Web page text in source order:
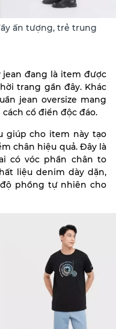
ấn tượng, trẻ trung
jean đang là item được
trang gần đây. Khác
jean oversize mang
cổ điển độc đáo.
giúp cho item này tạo
chân hiệu quả. Đây là
có vóc phần chân to
liệu denim dày dặn,
phồng tự nhiên cho